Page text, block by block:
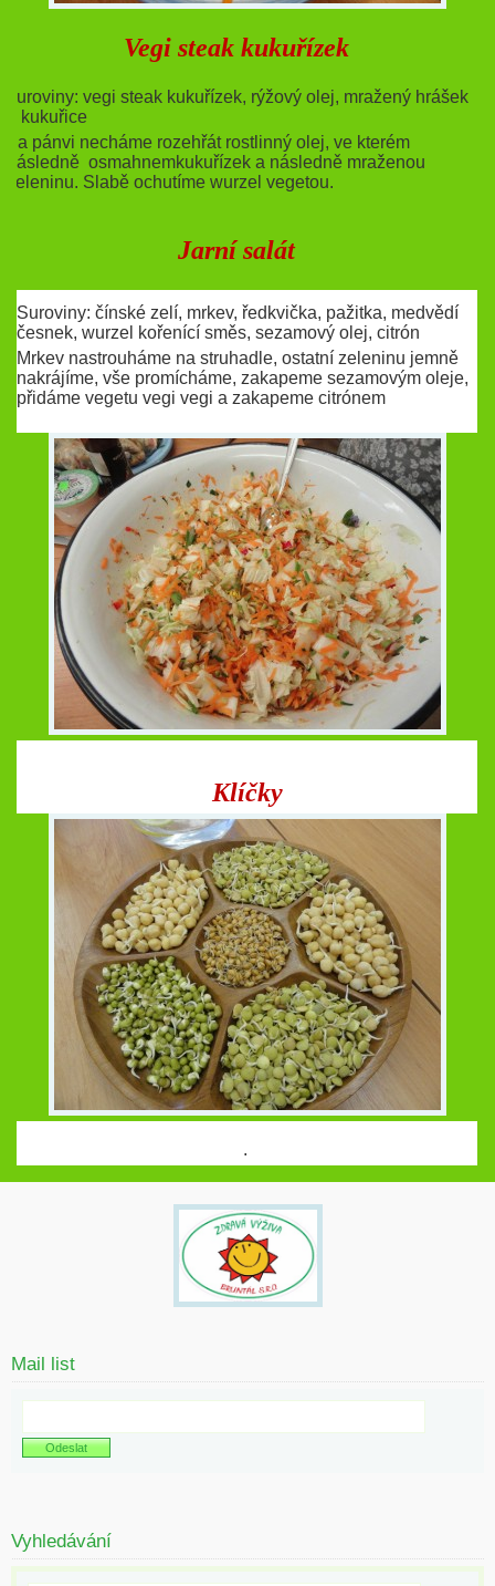
Vegi steak kukuřízek
vegi steak kukuřízek, rýžový olej, mražený hrášek
a kukuřice
pánvi necháme rozehřát rostlinný olej, ve kterém
následně osmahnemkukuřízek a následně mraženou
zeleninu. Slabě ochutíme wurzel vegetou.
Jarní salát
Suroviny: čínské zelí, mrkev, ředkvička, pažitka, medvědí
česnek, wurzel kořenící směs, sezamový olej, citrón
Mrkev nastrouháme na struhadle, ostatní zeleninu jemně
nakrájíme, vše promícháme, zakapeme sezamovým oleje,
přidáme vegetu vegi vegi a zakapeme citrónem
Klíčky
.
Mail list
Vyhledávání